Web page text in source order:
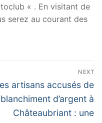
« . En visitant de
serez au courant des
NEXT
artisans accusés de
blanchiment d’argent à
Châteaubriant : une